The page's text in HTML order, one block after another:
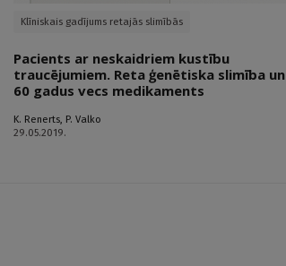
Klīniskais gadījums retajās slimībās
Pacients ar neskaidriem kustību
traucējumiem. Reta ģenētiska slimība un
60 gadus vecs medikaments
K. Renerts, P. Valko
29.05.2019.